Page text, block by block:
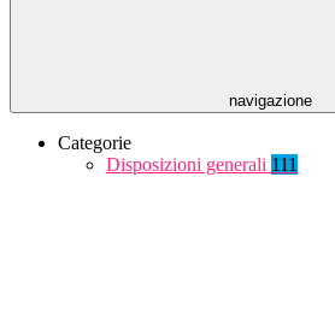
navigazione
Categorie
Disposizioni generali 111